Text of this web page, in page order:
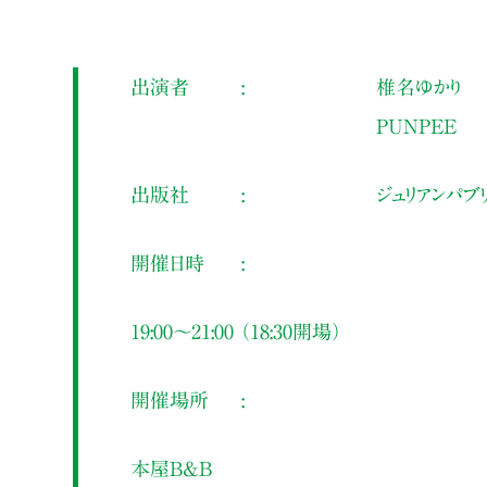
出演者
椎名ゆかり
PUNPEE
出版社 ジュリアンパブ
開催日時
19:00～21:00 （18:30開場）
開催場所
本屋B&B